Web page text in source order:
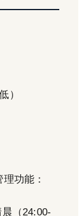
）
理功能：
（24:00-